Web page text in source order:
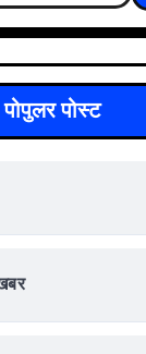
पोपुलर पोस्ट